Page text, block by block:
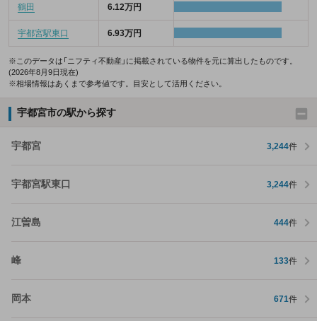
鶴田 6.12万円
宇都宮駅東口 6.93万円
※このデータは「ニフティ不動産」に掲載されている物件を元に算出したものです。
(2026年8月9日現在)
※相場情報はあくまで参考値です。目安として活用ください。
宇都宮市の駅から探す
宇都宮 3,244件
宇都宮駅東口 3,244件
江曽島 444件
峰 133件
岡本 671件